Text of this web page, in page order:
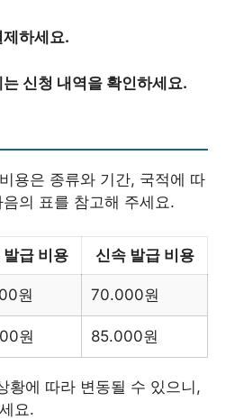
하세요.
신청 내역을 확인하세요.
용은 종류와 기간, 국적에 따
의 표를 참고해 주세요.
발급 비용 신속 발급 비용
원 70.000원
원 85.000원
황에 따라 변동될 수 있으니,
요.